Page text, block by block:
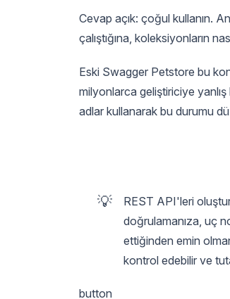
Cevap açık: çoğul kullanın.
çalıştığına, koleksiyonların
Eski Swagger Petstore bu
milyonlarca geliştiriciye
adlar kullanarak bu durumu
💡
REST API'leri
doğrulamanıza, uç
ettiğinden emin
kontrol edebilir ve
button